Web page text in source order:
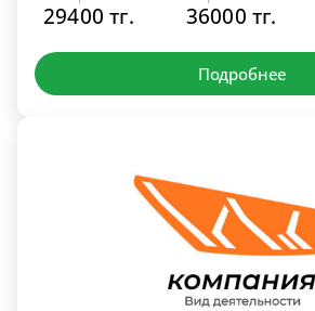
29400 тг. 36000 тг.
Подробнее